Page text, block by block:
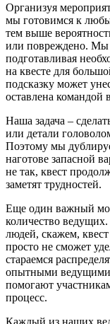
Организуя
мы готовимся к
тем выше
или повреждено. Мы
подготавливая
на квесте для
подсказку может
оставлена командой
Наша задача –
или детали
Поэтому мы
наготове запасной
не так, квест
заметят трудностей.
Еще один важный
количество
людей, скажем,
просто не сможет
стараемся
опытными ведущими,
помогают
процесс.
Каждый из наших